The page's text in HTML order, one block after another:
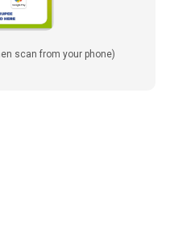
scan from your phone)